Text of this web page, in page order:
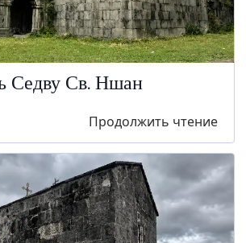
Седву Св. Ншан
Продолжить чтение